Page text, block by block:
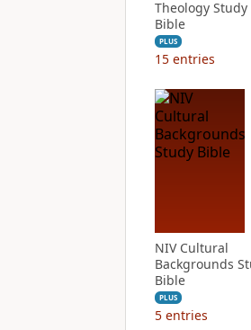
Theology Study
Bible
PLUS
15 entries
NIV Cultural
Backgrounds
Bible
PLUS
5 entries